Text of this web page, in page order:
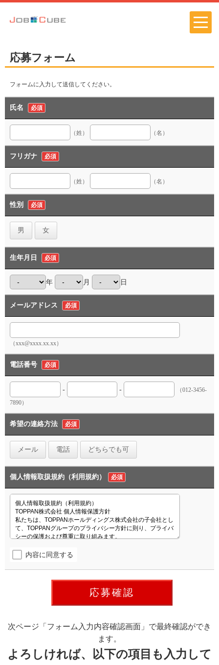
応募フォーム
フォームに入力して送信してください。
氏名 必須
（姓） （名）
フリガナ 必須
（姓） （名）
性別 必須
男 女
生年月日 必須
年 月 日
メールアドレス 必須
（xxx@xxxx.xx.xx）
電話番号 必須
- -
（012-3456-
7890）
希望の連絡方法 必須
メール 電話 どちらでも可
個人情報取扱規約（利用規約） 必須
内容に同意する
次ページ「フォーム入力内容確認画面」で最終確認ができ
ます。
よろしければ、以下の項目も入力して